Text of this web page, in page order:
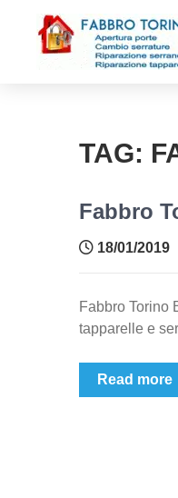
TAG:
Fabbro
18/01/2019
Fabbro Torino
tapparelle e
Read more